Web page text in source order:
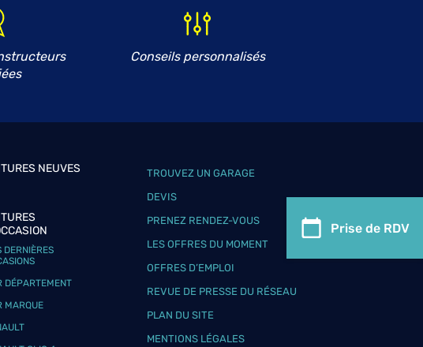
Prise de RDV
Conseils personnalisés
NEUVES
DERNIÈRES
DÉPARTEMENT
MARQUE
TROUVEZ UN GARAGE
DEVIS
PRENEZ RENDEZ-VOUS
LES OFFRES DU MOMENT
OFFRES D’EMPLOI
REVUE DE PRESSE DU RÉSEAU
PLAN DU SITE
MENTIONS LÉGALES